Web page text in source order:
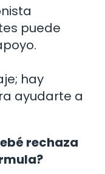
puede
hay
ayudarte a
rechaza